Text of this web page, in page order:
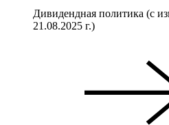
Дивидендная политика (с
21.08.2025 г.)​